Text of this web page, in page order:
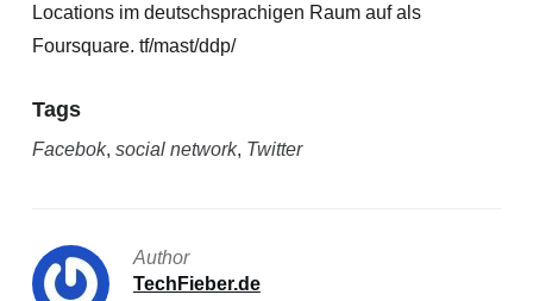
Locations im deutschsprachigen Raum auf als
Foursquare. tf/mast/ddp/
Tags
Facebok, social network, Twitter
Author
TechFieber.de